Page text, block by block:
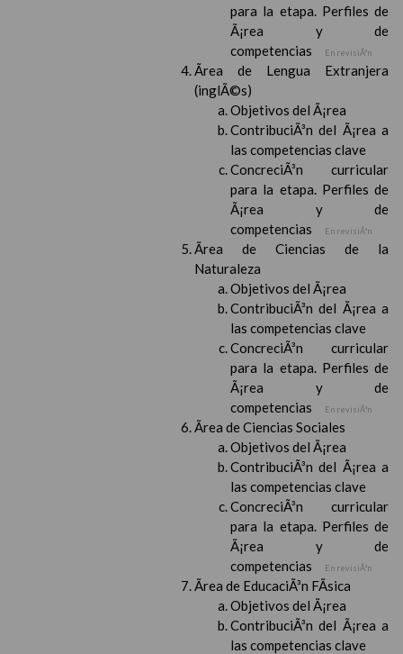
para la etapa. Perfiles de
Ã¡rea y de
competencias
En revisiÃ³n
Ãrea de Lengua Extranjera
(inglÃ©s)
Objetivos del Ã¡rea
ContribuciÃ³n del Ã¡rea a
las competencias clave
ConcreciÃ³n curricular
para la etapa. Perfiles de
Ã¡rea y de
competencias
En revisiÃ³n
Ãrea de Ciencias de la
Naturaleza
Objetivos del Ã¡rea
ContribuciÃ³n del Ã¡rea a
las competencias clave
ConcreciÃ³n curricular
para la etapa. Perfiles de
Ã¡rea y de
competencias
En revisiÃ³n
Ãrea de Ciencias Sociales
Objetivos del Ã¡rea
ContribuciÃ³n del Ã¡rea a
las competencias clave
ConcreciÃ³n curricular
para la etapa. Perfiles de
Ã¡rea y de
competencias
En revisiÃ³n
Ãrea de EducaciÃ³n FÃ­sica
Objetivos del Ã¡rea
ContribuciÃ³n del Ã¡rea a
las competencias clave